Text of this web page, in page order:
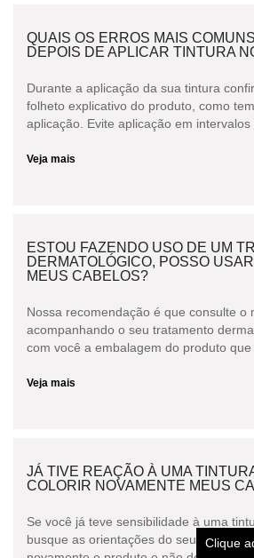
QUAIS OS ERROS MAIS
DEPOIS DE APLICAR TINTURA
Durante a aplicação da sua tintura
folheto explicativo do produto, como
aplicação. Evite aplicação em intervalos
Veja mais
ESTOU FAZENDO USO DE UM
DERMATOLÓGICO, POSSO
MEUS CABELOS?
Nossa recomendação é que consulte o
acompanhando o seu tratamento
com você a embalagem do produto
Veja mais
JÁ TIVE REAÇÃO À UMA
COLORIR NOVAMENTE MEUS
Se você já teve sensibilidade à uma
busque as orientações do seu médico
Clique